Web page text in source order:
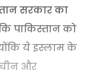
सरकार का
पाकिस्तान को
ये इस्लाम के
और